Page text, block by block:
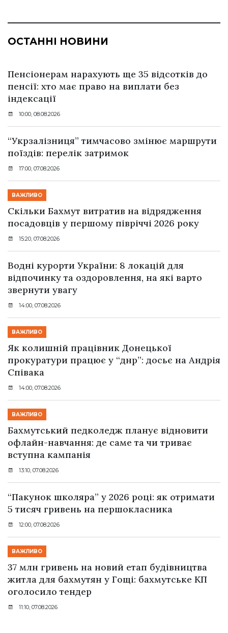
ОСТАННІ НОВИНИ
Пенсіонерам нарахують ще 35 відсотків до
пенсії: хто має право на виплати без
індексації
10:00, 08.08.2026
“Укрзалізниця” тимчасово змінює маршрути
поїздів: перелік затримок
17:00, 07.08.2026
ВАЖЛИВО
Скільки Бахмут витратив на відрядження
посадовців у першому півріччі 2026 року
15:20, 07.08.2026
Водні курорти України: 8 локацій для
відпочинку та оздоровлення, на які варто
звернути увагу
14:00, 07.08.2026
ВАЖЛИВО
Як колишній працівник Донецької
прокуратури працює у “днр”: досьє на Андрія
Співака
14:00, 07.08.2026
ВАЖЛИВО
Бахмутський педколедж планує відновити
офлайн-навчання: де саме та чи триває
вступна кампанія
13:10, 07.08.2026
“Пакунок школяра” у 2026 році: як отримати
5 тисяч гривень на першокласника
12:00, 07.08.2026
ВАЖЛИВО
37 млн гривень на новий етап будівництва
житла для бахмутян у Гощі: бахмутське КП
оголосило тендер
11:10, 07.08.2026